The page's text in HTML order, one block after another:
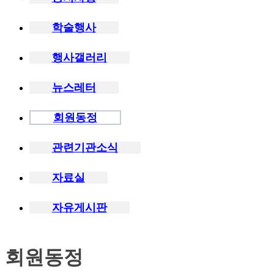
학술행사
행사갤러리
뉴스레터
회원동정
관련기관소식
자료실
자유게시판
회원동정